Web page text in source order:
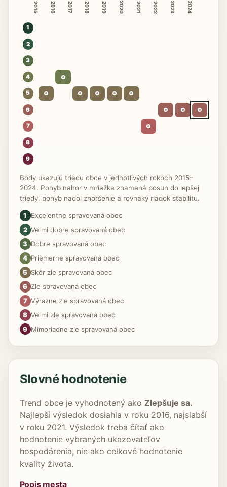
2015 2016 2017 2018 2019 2020 2021 2022 2023 2024
1
2
3
4
5
6
7
8
9
Body ukazujú triedu obce v jednotlivých rokoch 2015–
2024. Pohyb nahor v mriežke znamená posun do lepšej
triedy, pohyb nadol zhoršenie a rovnaký riadok stabilitu.
1 Excelentne spravovaná obec
2 Veľmi dobre spravovaná obec
3 Dobre spravovaná obec
4 Priemerne spravovaná obec
5 Skôr zle spravovaná obec
6 Zle spravovaná obec
7 Výrazne zle spravovaná obec
8 Veľmi zle spravovaná obec
9 Mimoriadne zle spravovaná obec
Slovné hodnotenie
Trend obce je vyhodnotený ako Zlepšuje sa.
Najlepší výsledok dosiahla v roku 2016, najslabší
v roku 2021. Výsledok treba čítať ako
hodnotenie vybraných ukazovateľov
hospodárenia, nie ako celkové hodnotenie
kvality života.
Popis mesta